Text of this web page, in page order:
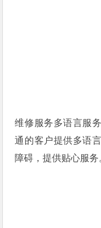
维修服务多语言服
通的客户提供多语
障碍，提供贴心服务